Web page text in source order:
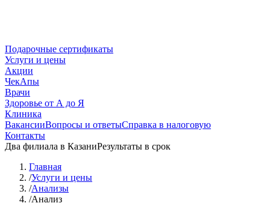
Подарочные сертификаты
Услуги и цены
Акции
ЧекАпы
Врачи
Здоровье от А до Я
Клиника
ВакансииВопросы и ответыСправка в налоговую
Контакты
Два филиала в КазаниРезультаты в срок
Главная
/Услуги и цены
/Анализы
/Анализ